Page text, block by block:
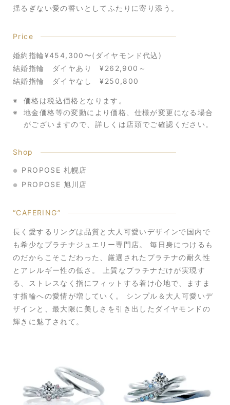
揺るぎない愛の誓いとしてふたりに寄り添う。
Price
婚約指輪¥454,300〜(ダイヤモンド代込)
結婚指輪 ダイヤあり ¥262,900～
結婚指輪 ダイヤなし ¥250,800
価格は税込価格となります。
地金価格等の変動により価格、仕様が変更になる場合
がございますので、 詳しくは店頭でご確認ください。
Shop
PROPOSE 札幌店
PROPOSE 旭川店
“CAFERING”
長く愛するリングは品質と大人可愛いデザインで国内で
も希少なプラチナジュエリー専門店。 毎日身につけるも
のだからこそこだわった、厳選されたプラチナの耐久性
とアレルギー性の低さ。 上質なプラチナだけが実現す
る、ストレスなく指にフィットする着け心地で、ますま
す指輪への愛情が増していく。 シンプル＆大人可愛いデ
ザインと、最大限に美しさを引き出したダイヤモンドの
輝きに魅了されて。